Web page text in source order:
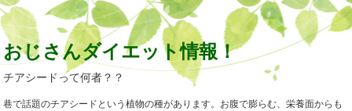
おじさんダイエット情報！
チアシードって何者？？
巷で話題のチアシードという植物の種があります。お腹で膨らむ、栄養面からも